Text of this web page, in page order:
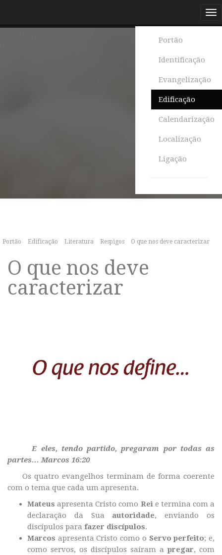
Portão
Identificação
Evangelização
Edificação
Calendarização
Localização
Ligação
Portão Edificação Literatura Respigos O que nos deve caracterizar
O que nos deve
caracterizar
E eles, tendo partido, pregaram por todas as
partes… Marcos 16:20
Os quatro evangelhos terminam de forma coerente
com o tema que cada um apresenta.
Mateus apresenta Cristo como Reie termina com a
declaração da Sua autoridade, enviando os
discípulos para fazer discípulos.
Marcos apresenta Cristo como o Servo perfeito; e,
como servos, os discípulos saíram a pregar, com